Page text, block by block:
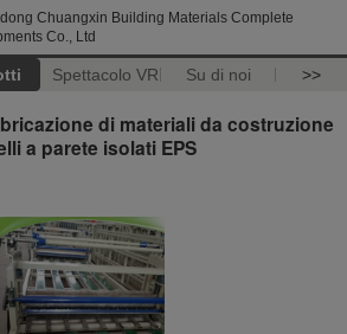
Chuangxin Building Materials Complete
Co., Ltd
Spettacolo VR Su di noi >>
di materiali da costruzione
a parete isolati EPS